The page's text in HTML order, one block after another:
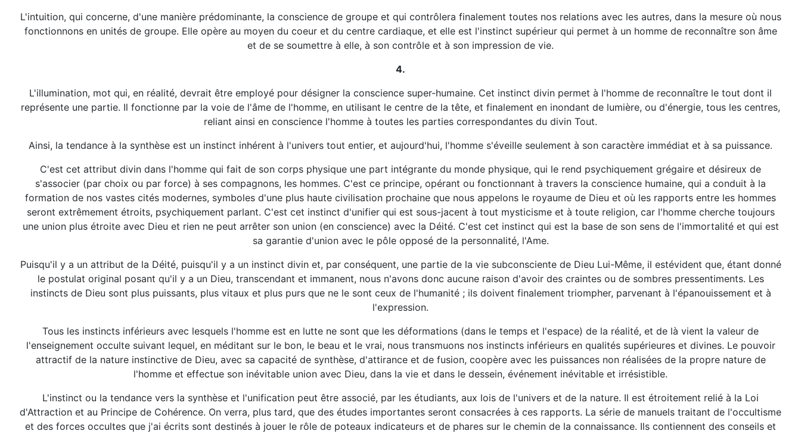
L'intuition, qui concerne, d'une manière prédominante, la conscience de groupe et qui contrôlera finalement toutes nos relations avec les autres, dans la mesure où nous
fonctionnons en unités de groupe. Elle opère au moyen du coeur et du centre cardiaque, et elle est l'instinct supérieur qui permet à un homme de reconnaître son âme
et de se soumettre à elle, à son contrôle et à son impression de vie.
4.
L'illumination, mot qui, en réalité, devrait être employé pour désigner la conscience super-humaine. Cet instinct divin permet à l'homme de reconnaître le tout dont il
représente une partie. Il fonctionne par la voie de l'âme de l'homme, en utilisant le centre de la tête, et finalement en inondant de lumière, ou d'énergie, tous les centres,
reliant ainsi en conscience l'homme à toutes les parties correspondantes du divin Tout.
Ainsi, la tendance à la synthèse est un instinct inhérent à l'univers tout entier, et aujourd'hui, l'homme s'éveille seulement à son caractère immédiat et à sa puissance.
C'est cet attribut divin dans l'homme qui fait de son corps physique une part intégrante du monde physique, qui le rend psychiquement grégaire et désireux de
s'associer (par choix ou par force) à ses compagnons, les hommes. C'est ce principe, opérant ou fonctionnant à travers la conscience humaine, qui a conduit à la
formation de nos vastes cités modernes, symboles d'une plus haute civilisation prochaine que nous appelons le royaume de Dieu et où les rapports entre les hommes
seront extrêmement étroits, psychiquement parlant. C'est cet instinct d'unifier qui est sous-jacent à tout mysticisme et à toute religion, car l'homme cherche toujours
une union plus étroite avec Dieu et rien ne peut arrêter son union (en conscience) avec la Déité. C'est cet instinct qui est la base de son sens de l'immortalité et qui est
sa garantie d'union avec le pôle opposé de la personnalité, l'Ame.
Puisqu'il y a un attribut de la Déité, puisqu'il y a un instinct divin et, par conséquent, une partie de la vie subconsciente de Dieu Lui-Même, il estévident que, étant donné
le postulat original posant qu'il y a un Dieu, transcendant et immanent, nous n'avons donc aucune raison d'avoir des craintes ou de sombres pressentiments. Les
instincts de Dieu sont plus puissants, plus vitaux et plus purs que ne le sont ceux de l'humanité ; ils doivent finalement triompher, parvenant à l'épanouissement et à
l'expression.
Tous les instincts inférieurs avec lesquels l'homme est en lutte ne sont que les déformations (dans le temps et l'espace) de la réalité, et de là vient la valeur de
l'enseignement occulte suivant lequel, en méditant sur le bon, le beau et le vrai, nous transmuons nos instincts inférieurs en qualités supérieures et divines. Le pouvoir
attractif de la nature instinctive de Dieu, avec sa capacité de synthèse, d'attirance et de fusion, coopère avec les puissances non réalisées de la propre nature de
l'homme et effectue son inévitable union avec Dieu, dans la vie et dans le dessein, événement inévitable et irrésistible.
L'instinct ou la tendance vers la synthèse et l'unification peut être associé, par les étudiants, aux lois de l'univers et de la nature. Il est étroitement relié à la Loi
d'Attraction et au Principe de Cohérence. On verra, plus tard, que des études importantes seront consacrées à ces rapports. La série de manuels traitant de l'occultisme
et des forces occultes que j'ai écrits sont destinés à jouer le rôle de poteaux indicateurs et de phares sur le chemin de la connaissance. Ils contiennent des conseils et